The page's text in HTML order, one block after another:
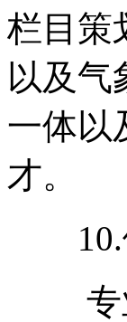
栏目策
以及气
一体以
才。
10.
专业